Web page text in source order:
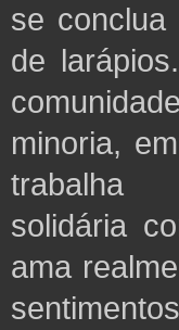
se
de
minoria,
trabalha
solidária
ama